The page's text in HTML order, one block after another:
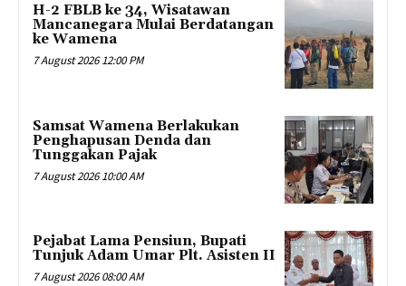
H-2 FBLB ke 34, Wisatawan
Mancanegara Mulai Berdatangan
ke Wamena
7 August 2026 12:00 PM
Samsat Wamena Berlakukan
Penghapusan Denda dan
Tunggakan Pajak
7 August 2026 10:00 AM
Pejabat Lama Pensiun, Bupati
Tunjuk Adam Umar Plt. Asisten II
7 August 2026 08:00 AM